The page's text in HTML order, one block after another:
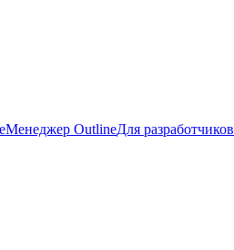
Менеджер OutlineДля разработчиков